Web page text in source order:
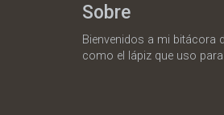
Sobre
Bienvenidos a mi bitácora
como el lápiz que uso para